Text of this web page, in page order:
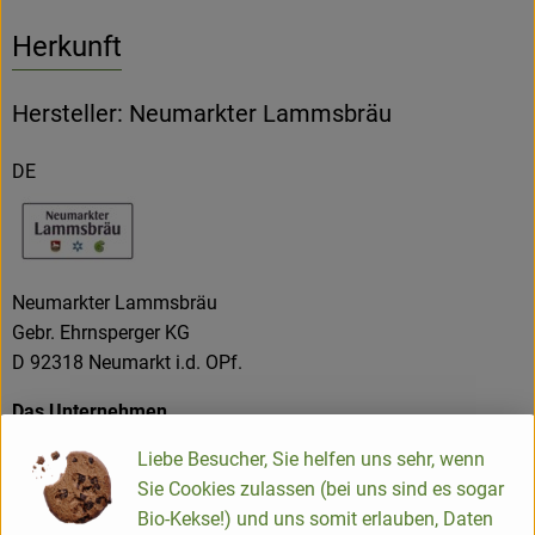
Herkunft
Hersteller: Neumarkter Lammsbräu
DE
Neumarkter Lammsbräu
Gebr. Ehrnsperger KG
D 92318 Neumarkt i.d. OPf.
Das Unternehmen
Die Neumarkter Lammsbräu ist ein Familienunternehmen,
dessen oberstes Ziel eine nachhaltige Unternehmensführung
und eine langfristige Unternehmenssicherung ist. Als Bio-
Liebe Besucher, Sie helfen uns sehr, wenn
Sie Cookies zulassen (bei uns sind es sogar
Bio-Kekse!) und uns somit erlauben, Daten